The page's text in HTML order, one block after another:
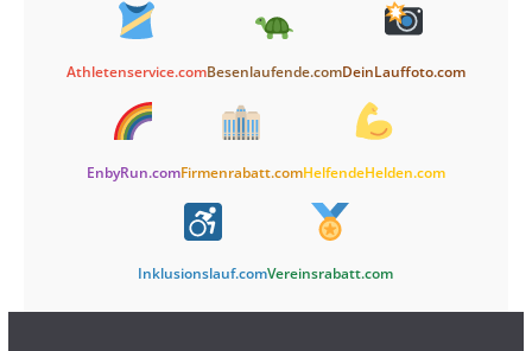
Athletenservice.comBesenlaufende.comDeinLauffoto.com
EnbyRun.comFirmenrabatt.comHelfendeHelden.com
Inklusionslauf.comVereinsrabatt.com